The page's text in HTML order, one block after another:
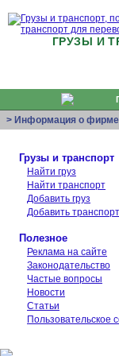
ГРУЗЫ И
> Информация о фирме
Грузы и транспорт
Найти груз
Найти транспорт
Добавить груз
Добавить транспорт
Полезное
Реклама на сайте
Законодательство
Частые вопросы
Новости
Статьи
Пользовательское